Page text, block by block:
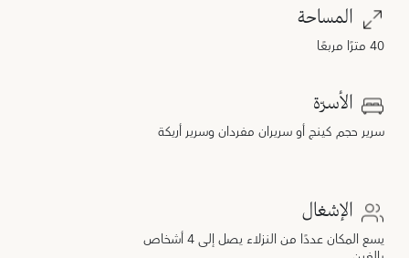
المساحة
40 مترًا مربعًا
الأسرّة
سرير حجم كينج أو سريران مفردان وسرير أريكة
الإشغال
يسع المكان عددًا من النزلاء يصل إلى 4 أشخاص